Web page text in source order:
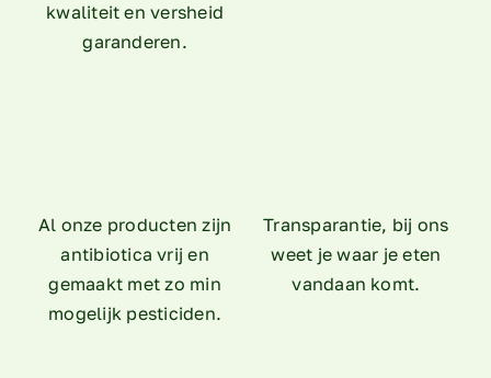
kwaliteit en versheid
garanderen.
Al onze producten zijn
antibiotica vrij en
gemaakt met zo min
mogelijk pesticiden.
Transparantie, bij ons
weet je waar je eten
vandaan komt.